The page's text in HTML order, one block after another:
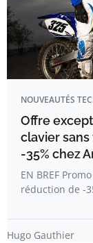
NOUVEAUTÉS
Offre
clavier
-35% chez
EN BREF
réduction de -
Hugo Gauthier